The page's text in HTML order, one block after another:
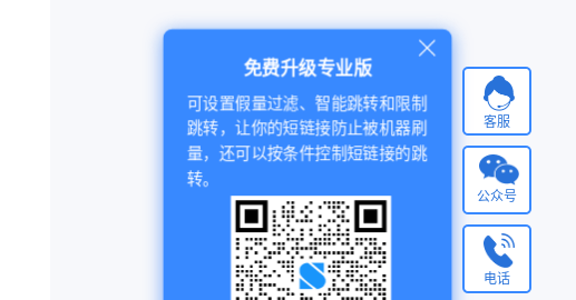
客服
免费升级专业版
可设置假量过滤、智能跳转和限制
跳转，让你的短链接防止被机器刷
量，还可以按条件控制短链接的跳
转。
公众号
电话